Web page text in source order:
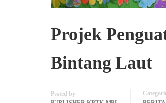
Projek
Bintang Laut
Posted by